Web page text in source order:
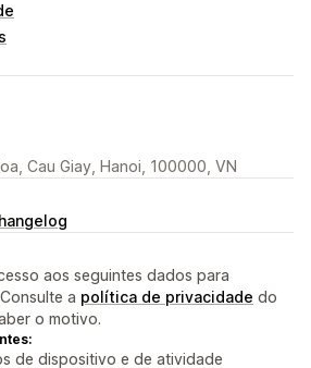
Cau Giay, Hanoi, 100000, VN
aos seguintes dados para
a política de privacidade do
o motivo.
de dispositivo e de atividade